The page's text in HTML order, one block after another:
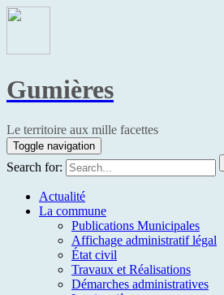
Gumières
Le territoire aux mille facettes
Toggle navigation
Search for:
Actualité
La commune
Publications Municipales
Affichage administratif légal
État civil
Travaux et Réalisations
Démarches administratives